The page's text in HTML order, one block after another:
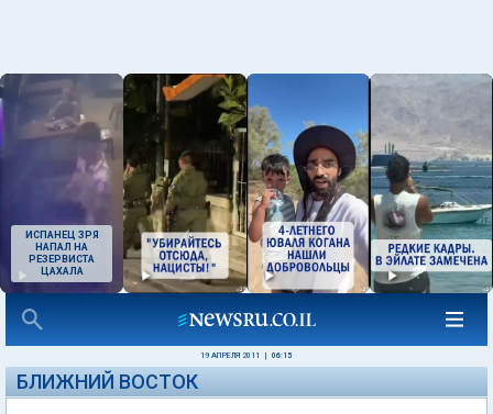
ИСПАНЕЦ ЗРЯ
НАПАЛ НА
РЕЗЕРВИСТА
ЦАХАЛА
19 АПРЕЛЯ 2011 06:15
БЛИЖНИЙ ВОСТОК